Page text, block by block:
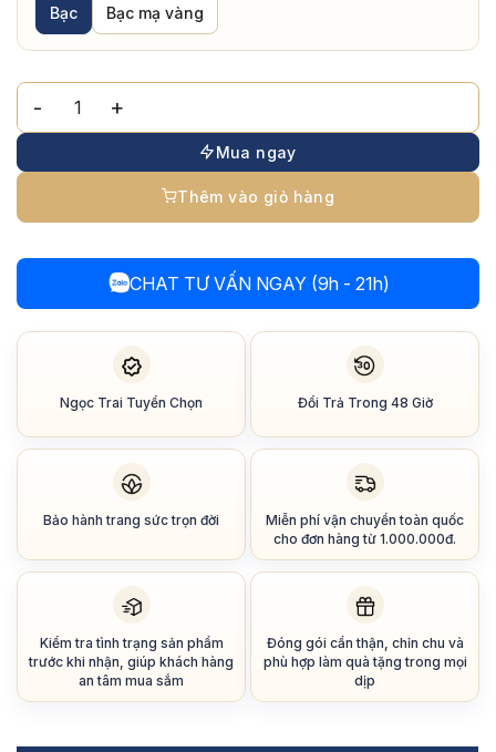
Bạc Bạc mạ vàng
Mặt Dây Chuyền Bông Hoa Ngọc Trai Nước Ngọt Phù Điêu
Mua ngay
Thêm vào giỏ hàng
CHAT TƯ VẤN NGAY (9h - 21h)
Ngọc Trai Tuyển Chọn Đổi Trả Trong 48 Giờ
Bảo hành trang sức trọn đời
Miễn phí vận chuyển toàn quốc
cho đơn hàng từ 1.000.000đ.
Kiểm tra tình trạng sản phẩm
trước khi nhận, giúp khách hàng
an tâm mua sắm
Đóng gói cẩn thận, chỉn chu và
phù hợp làm quà tặng trong mọi
dịp